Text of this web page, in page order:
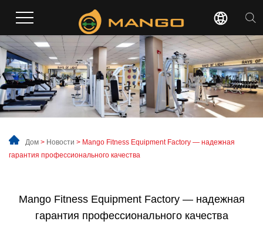
Дом > Новости > Mango Fitness Equipment Factory — надежная
гарантия профессионального качества
Mango Fitness Equipment Factory — надежная
гарантия профессионального качества